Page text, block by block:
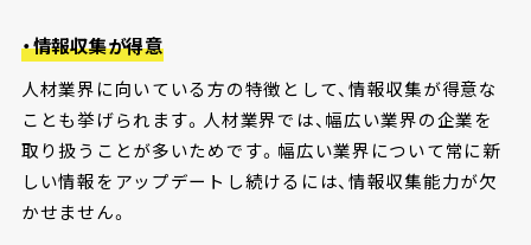
・情報収集が得意
人材業界に向いている方の特徴として、情報収集が得意な
ことも挙げられます。人材業界では、幅広い業界の企業を
取り扱うことが多いためです。幅広い業界について常に新
しい情報をアップデートし続けるには、情報収集能力が欠
かせません。